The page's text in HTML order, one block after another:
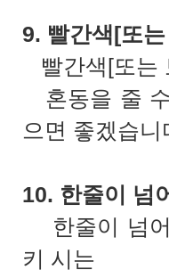
9. 빨간색[또
빨간색[또는
혼동을 줄
으면 좋겠습니
10. 한줄이 넘
한줄이 넘어
키 시는